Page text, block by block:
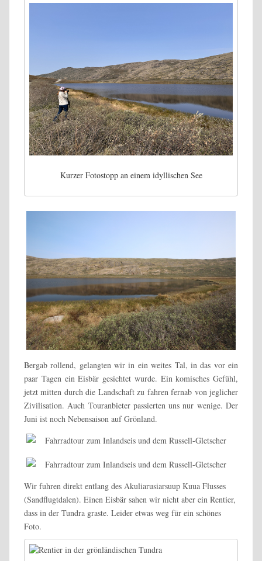
Kurzer Fotostopp an einem idyllischen See
Bergab rollend, gelangten wir in ein weites Tal, in das vor ein
paar Tagen ein Eisbär gesichtet wurde. Ein komisches Gefühl,
jetzt mitten durch die Landschaft zu fahren fernab von jeglicher
Zivilisation. Auch Touranbieter passierten uns nur wenige. Der
Juni ist noch Nebensaison auf Grönland.
Wir fuhren direkt entlang des Akuliarusiarsuup Kuua Flusses
(Sandflugtdalen). Einen Eisbär sahen wir nicht aber ein Rentier,
dass in der Tundra graste. Leider etwas weg für ein schönes
Foto.